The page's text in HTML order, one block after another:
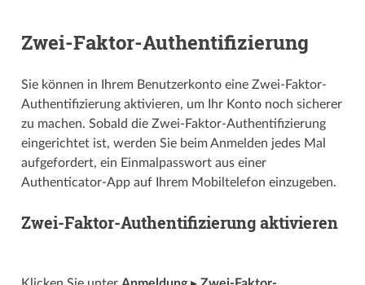
Zwei-Faktor-Authentifizierung
Sie können in Ihrem Benutzerkonto eine Zwei-Faktor-
Authentifizierung aktivieren, um Ihr Konto noch sicherer
zu machen. Sobald die Zwei-Faktor-Authentifizierung
eingerichtet ist, werden Sie beim Anmelden jedes Mal
aufgefordert, ein Einmalpasswort aus einer
Authenticator-App auf Ihrem Mobiltelefon einzugeben.
Zwei-Faktor-Authentifizierung aktivieren